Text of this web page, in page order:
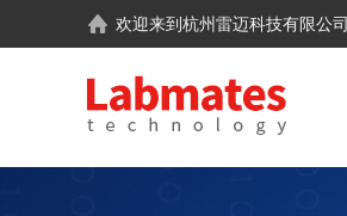
欢迎来到杭州雷迈科技有限公司